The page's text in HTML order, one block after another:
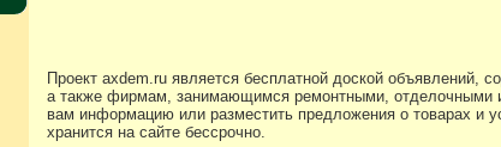
Проект axdem.ru является бесплатной доской
а также фирмам, занимающимся ремонтными, отделочными
вам информацию или разместить предложения о товарах и
хранится на сайте бессрочно.